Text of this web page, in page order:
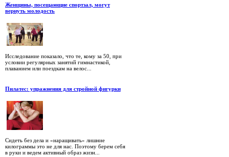
Женщины, посещающие спортзал, могут
вернуть молодость
Исследование показало, что те, кому за 50, при
условии регулярных занятий гимнастикой,
плаванием или поездкам на велос...
Пилатес: упражнения для стройной фигурки
Сидеть без дела и «наращивать» лишние
килограммы это не для нас. Поэтому берем себя
в руки и ведем активный образ жизн...